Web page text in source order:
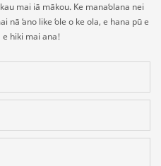
mai iā mākou. Ke manaʻolana nei
ʻano like ʻole o ke ola, e hana pū e
e hiki mai ana!